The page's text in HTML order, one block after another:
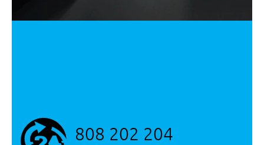
808 202 204